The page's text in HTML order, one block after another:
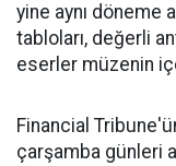
yine aynı döneme
tabloları, değerli
eserler müzenin
Financial
çarşamba günleri